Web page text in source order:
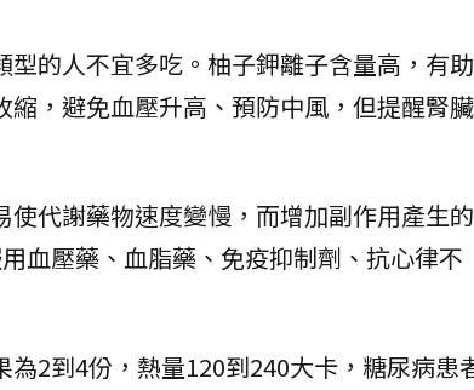
的人不宜多吃。柚子鉀離子含量高，有助
，避免血壓升高、預防中風，但提醒腎臟
代謝藥物速度變慢，而增加副作用產生的
血壓藥、血脂藥、免疫抑制劑、抗心律不
2到4份，熱量120到240大卡，糖尿病患